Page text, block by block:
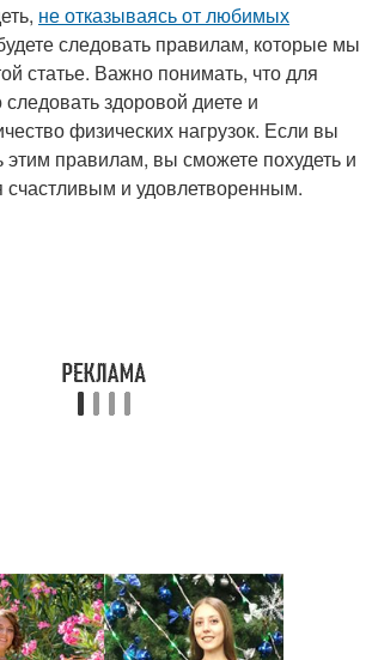
не отказываясь от любимых
следовать правилам, которые мы
статье. Важно понимать, что для
здоровой диете и
физических нагрузок. Если вы
этим правилам, вы сможете похудеть и
счастливым и удовлетворенным.